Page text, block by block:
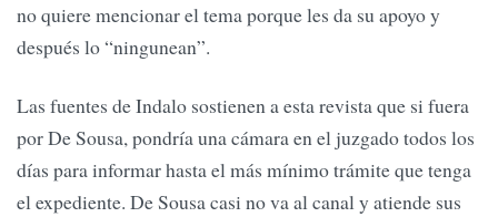
no quiere mencionar el tema porque les da su apoyo y
después lo “ningunean”.
Las fuentes de Indalo sostienen a esta revista que si fuera
por De Sousa, pondría una cámara en el juzgado todos los
días para informar hasta el más mínimo trámite que tenga
el expediente. De Sousa casi no va al canal y atiende sus